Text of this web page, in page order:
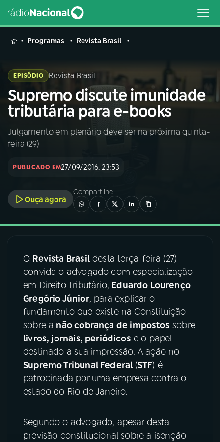
MENU
Buscar
na
Rádio
Nacional
Buscar
04PROGRAMAS
05PODCASTS
06VIDEOCASTS
07 ÚLTIMAS
ACOMPANHE A RÁDIO NACIONAL
Programas Revista Brasil
EPISÓDIO Revista Brasil
Supremo discute imunidade
tributária para e-books
Julgamento em plenário deve ser na próxima quinta-
feira (29)
PUBLICADO EM27/09/2016, 23:53
Ouça agora
Compartilhe
O Revista Brasildesta terça-feira (27)
convida o advogado com especialização
em Direito Tributário, Eduardo Lourenço
Gregório Júnior, para explicar o
fundamento que existe na Constituição
sobre a não cobrança de impostos sobre
livros, jornais, periódicos e o papel
destinado a sua impressão. A ação no
Supremo Tribunal Federal (STF) é
patrocinada por uma empresa contra o
estado do Rio de Janeiro.
Segundo o advogado, apesar desta
previsão constitucional sobre a isenção